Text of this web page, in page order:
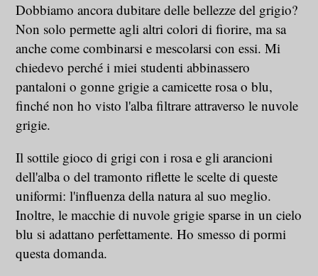
Dobbiamo ancora dubitare delle bellezze del grigio?
Non solo permette agli altri colori di fiorire, ma sa
anche come combinarsi e mescolarsi con essi. Mi
chiedevo perché i miei studenti abbinassero
pantaloni o gonne grigie a camicette rosa o blu,
finché non ho visto l'alba filtrare attraverso le nuvole
grigie.
Il sottile gioco di grigi con i rosa e gli arancioni
dell'alba o del tramonto riflette le scelte di queste
uniformi: l'influenza della natura al suo meglio.
Inoltre, le macchie di nuvole grigie sparse in un cielo
blu si adattano perfettamente. Ho smesso di pormi
questa domanda.